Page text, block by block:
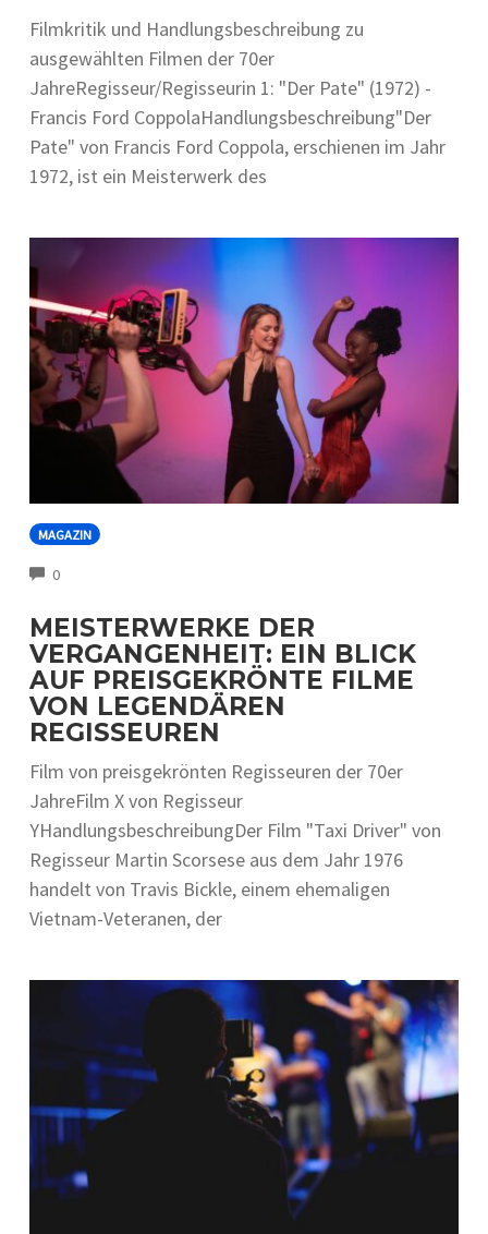
Filmkritik und Handlungsbeschreibung zu
ausgewählten Filmen der 70er
JahreRegisseur/Regisseurin 1: "Der Pate" (1972) -
Francis Ford CoppolaHandlungsbeschreibung"Der
Pate" von Francis Ford Coppola, erschienen im Jahr
1972, ist ein Meisterwerk des
MAGAZIN
0COMMENTS
MEISTERWERKE DER
VERGANGENHEIT: EIN BLICK
AUF PREISGEKRÖNTE FILME
VON LEGENDÄREN
REGISSEUREN
Film von preisgekrönten Regisseuren der 70er
JahreFilm X von Regisseur
YHandlungsbeschreibungDer Film "Taxi Driver" von
Regisseur Martin Scorsese aus dem Jahr 1976
handelt von Travis Bickle, einem ehemaligen
Vietnam-Veteranen, der